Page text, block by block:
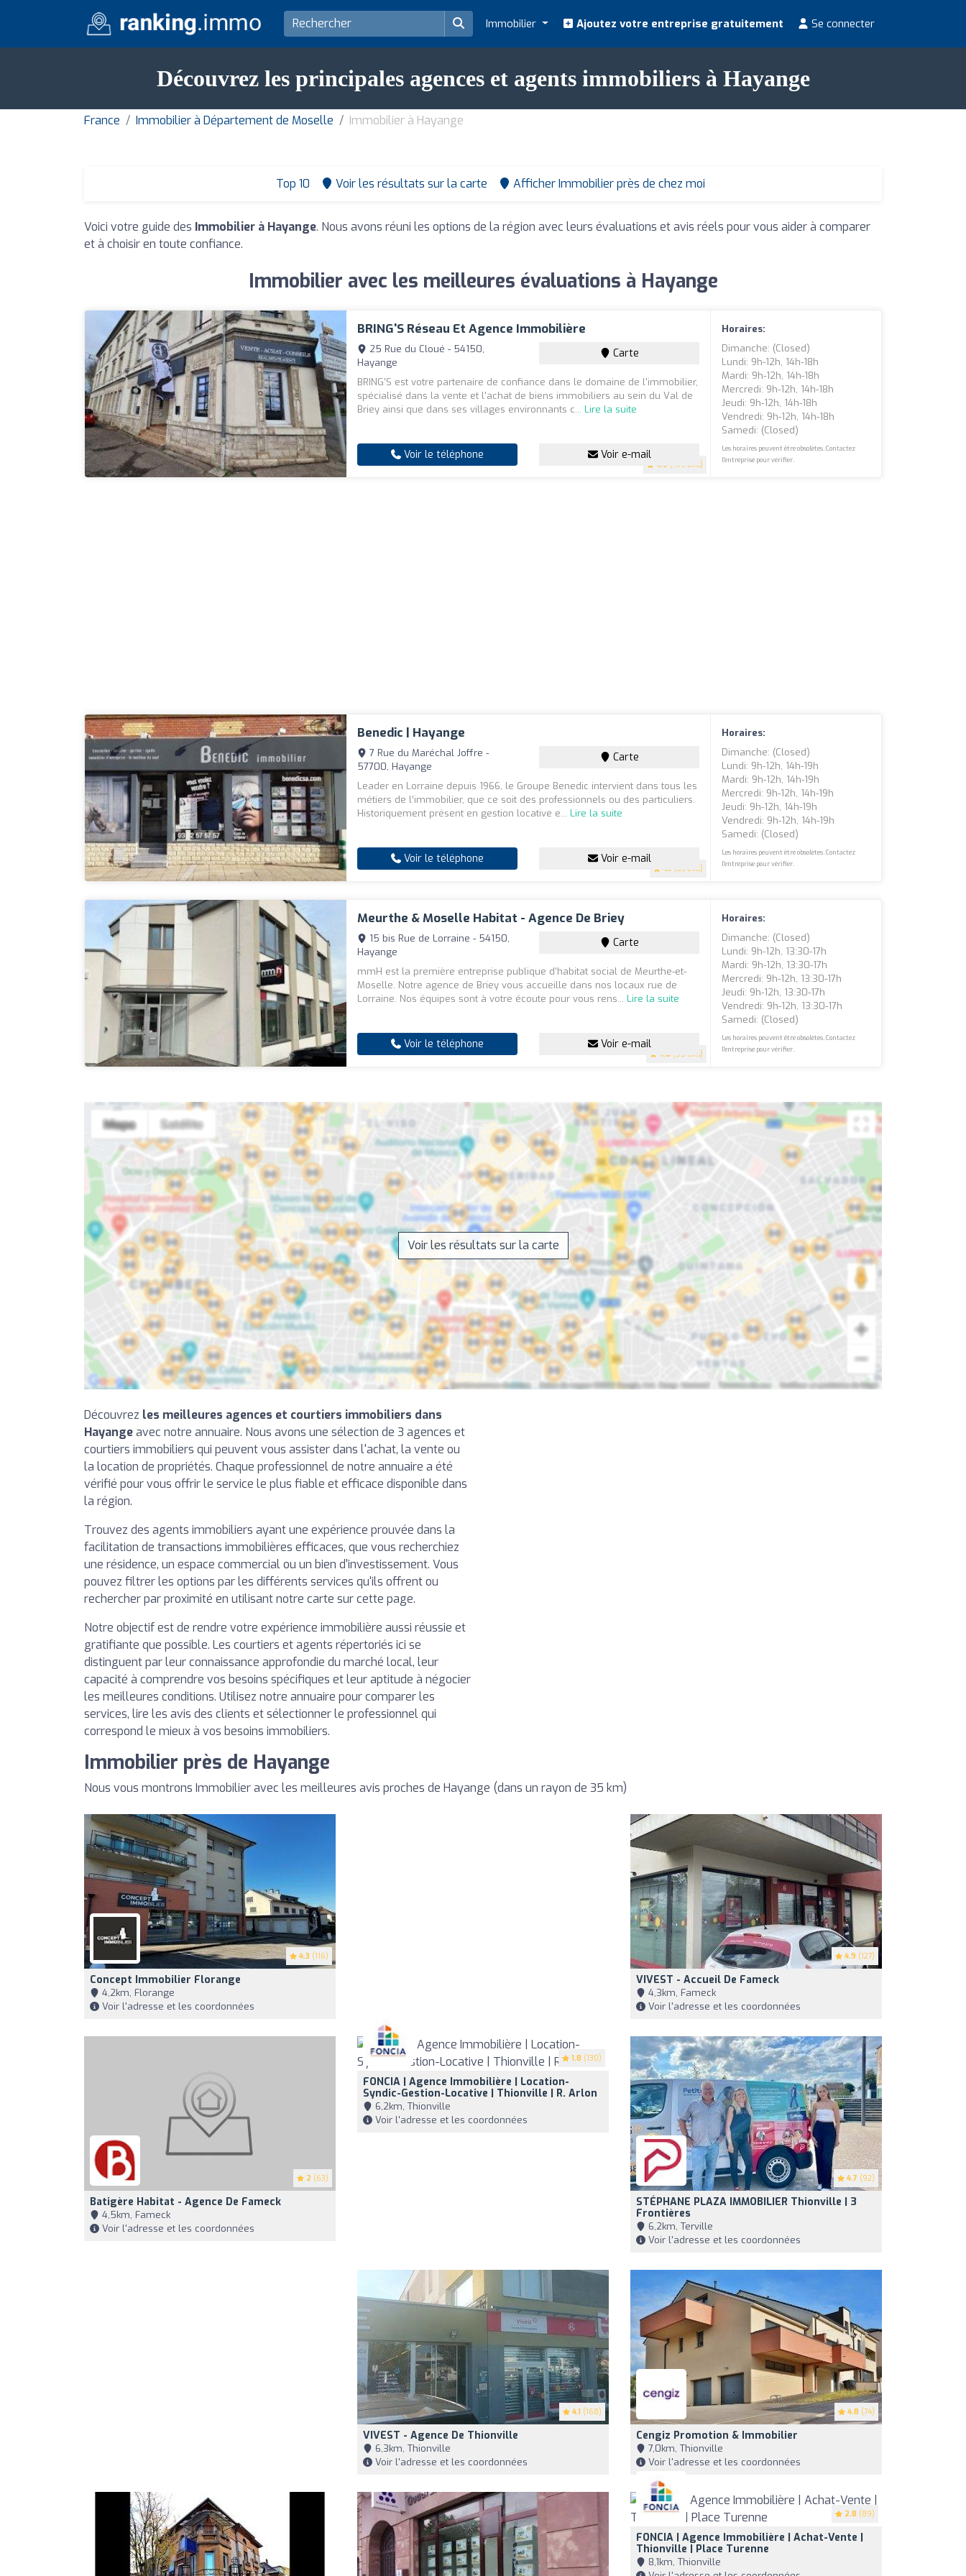
Immobilier Ajoutez votre entreprise gratuitement Se connecter
Découvrez les principales agences et agents immobiliers à Hayange
France Immobilier à Département de Moselle Immobilier à Hayange
Top 10 Voir les résultats sur la carte Afficher Immobilier près de chez moi
Voici votre guide des Immobilier à Hayange. Nous avons réuni les options de la région avec leurs évaluations et avis réels pour vous aider à comparer
et à choisir en toute confiance.
Immobilier avec les meilleures évaluations à Hayange
BRING'S Réseau Et Agence Immobilière
4.9 (199 avis)
25 Rue du Cloué - 54150,
Hayange
Carte
BRING'S est votre partenaire de confiance dans le domaine de l'immobilier,
spécialisé dans la vente et l'achat de biens immobiliers au sein du Val de
Briey ainsi que dans ses villages environnants c...Lire la suite
Voir le téléphone Voir e-mail
Horaires:
Dimanche: (closed)
Lundi: 9h-12h, 14h-18h
Mardi: 9h-12h, 14h-18h
Mercredi: 9h-12h, 14h-18h
Jeudi: 9h-12h, 14h-18h
Vendredi: 9h-12h, 14h-18h
Samedi: (closed)
Les horaires peuvent être obsolètes. Contactez
l'entreprise pour vérifier.
Benedic | Hayange
4.1 (83 avis)
7 Rue du Maréchal Joffre -
57700, Hayange
Carte
Leader en Lorraine depuis 1966, le Groupe Benedic intervient dans tous les
métiers de l’immobilier, que ce soit des professionnels ou des particuliers.
Historiquement présent en gestion locative e...Lire la suite
Voir le téléphone Voir e-mail
Horaires:
Dimanche: (closed)
Lundi: 9h-12h, 14h-19h
Mardi: 9h-12h, 14h-19h
Mercredi: 9h-12h, 14h-19h
Jeudi: 9h-12h, 14h-19h
Vendredi: 9h-12h, 14h-19h
Samedi: (closed)
Les horaires peuvent être obsolètes. Contactez
l'entreprise pour vérifier.
Meurthe & Moselle Habitat - Agence De Briey
4.6 (55 avis)
15 bis Rue de Lorraine - 54150,
Hayange
Carte
mmH est la première entreprise publique d'habitat social de Meurthe-et-
Moselle. Notre agence de Briey vous accueille dans nos locaux rue de
Lorraine. Nos équipes sont à votre écoute pour vous rens...Lire la suite
Voir le téléphone Voir e-mail
Horaires:
Dimanche: (closed)
Lundi: 9h-12h, 13:30-17h
Mardi: 9h-12h, 13:30-17h
Mercredi: 9h-12h, 13:30-17h
Jeudi: 9h-12h, 13:30-17h
Vendredi: 9h-12h, 13:30-17h
Samedi: (closed)
Les horaires peuvent être obsolètes. Contactez
l'entreprise pour vérifier.
Voir les résultats sur la carte
Découvrez les meilleures agences et courtiers immobiliers dans
Hayangeavec notre annuaire. Nous avons une sélection de 3 agences et
courtiers immobiliers qui peuvent vous assister dans l'achat, la vente ou
la location de propriétés. Chaque professionnel de notre annuaire a été
vérifié pour vous offrir le service le plus fiable et efficace disponible dans
la région.
Trouvez des agents immobiliers ayant une expérience prouvée dans la
facilitation de transactions immobilières efficaces, que vous recherchiez
une résidence, un espace commercial ou un bien d'investissement. Vous
pouvez filtrer les options par les différents services qu'ils offrent ou
rechercher par proximité en utilisant notre carte sur cette page.
Notre objectif est de rendre votre expérience immobilière aussi réussie et
gratifiante que possible. Les courtiers et agents répertoriés ici se
distinguent par leur connaissance approfondie du marché local, leur
capacité à comprendre vos besoins spécifiques et leur aptitude à négocier
les meilleures conditions. Utilisez notre annuaire pour comparer les
services, lire les avis des clients et sélectionner le professionnel qui
correspond le mieux à vos besoins immobiliers.
Immobilier près de Hayange
Nous vous montrons Immobilier avec les meilleures avis proches de Hayange (dans un rayon de 35 km)
4.3 (116)
Concept Immobilier Florange
4,2km, Florange
Voir l'adresse et les coordonnées
4.9 (127)
VIVEST - Accueil De Fameck
4,3km, Fameck
Voir l'adresse et les coordonnées
2 (63)
Batigère Habitat - Agence De Fameck
4,5km, Fameck
Voir l'adresse et les coordonnées
1.8 (130)
FONCIA | Agence Immobilière | Location-
Syndic-Gestion-Locative | Thionville | R. Arlon
6,2km, Thionville
Voir l'adresse et les coordonnées
4.7 (92)
STÉPHANE PLAZA IMMOBILIER Thionville | 3
Frontières
6,2km, Terville
Voir l'adresse et les coordonnées
4.1 (168)
VIVEST - Agence De Thionville
6,3km, Thionville
Voir l'adresse et les coordonnées
4.8 (74)
Cengiz Promotion & Immobilier
7,0km, Thionville
Voir l'adresse et les coordonnées
2.8 (89)
FONCIA | Agence Immobilière | Achat-Vente |
Thionville | Place Turenne
8,1km, Thionville